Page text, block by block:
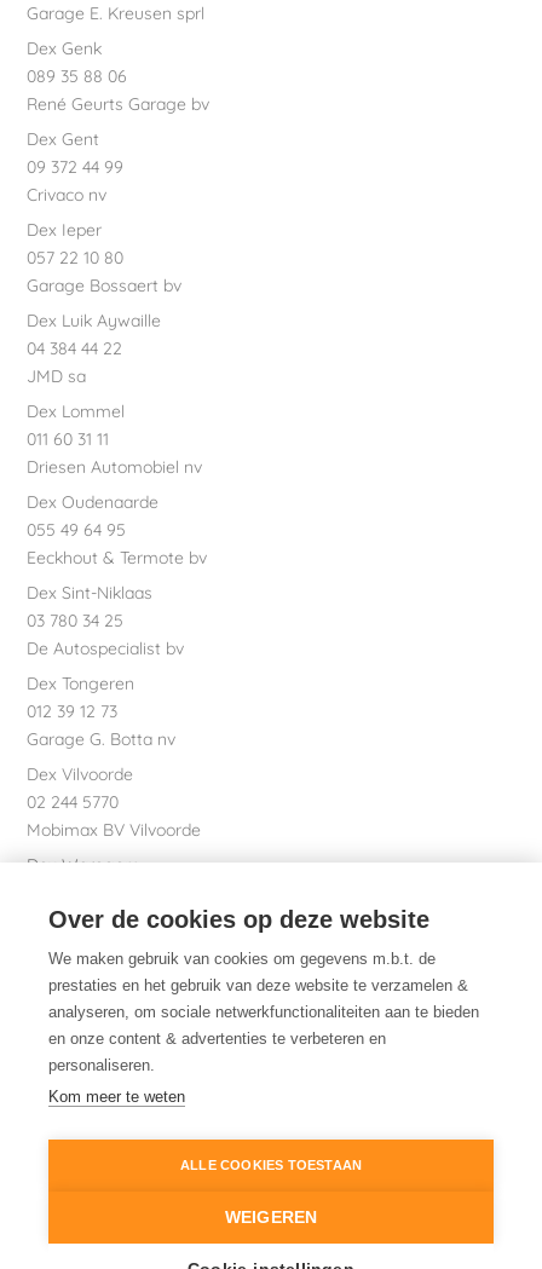
Garage E. Kreusen sprl
Dex Genk
089 35 88 06
René Geurts Garage bv
Dex Gent
09 372 44 99
Crivaco nv
Dex Ieper
057 22 10 80
Garage Bossaert bv
Dex Luik Aywaille
04 384 44 22
JMD sa
Dex Lommel
011 60 31 11
Driesen Automobiel nv
Dex Oudenaarde
055 49 64 95
Eeckhout & Termote bv
Dex Sint-Niklaas
03 780 34 25
De Autospecialist bv
Dex Tongeren
012 39 12 73
Garage G. Botta nv
Dex Vilvoorde
02 244 5770
Mobimax BV Vilvoorde
Dex Waregem
Garage Dhont bv
Dex nv Maatschappelijke zetel
051 26 01 01
Dex. Daarom.
Wettelijke informatie
Cookiebeleid
Over de cookies op deze website
We maken gebruik van cookies om gegevens m.b.t. de
prestaties en het gebruik van deze website te verzamelen &
analyseren, om sociale netwerkfunctionaliteiten aan te bieden
en onze content & advertenties te verbeteren en
personaliseren.
Kom meer te weten
ALLE COOKIES TOESTAAN
WEIGEREN